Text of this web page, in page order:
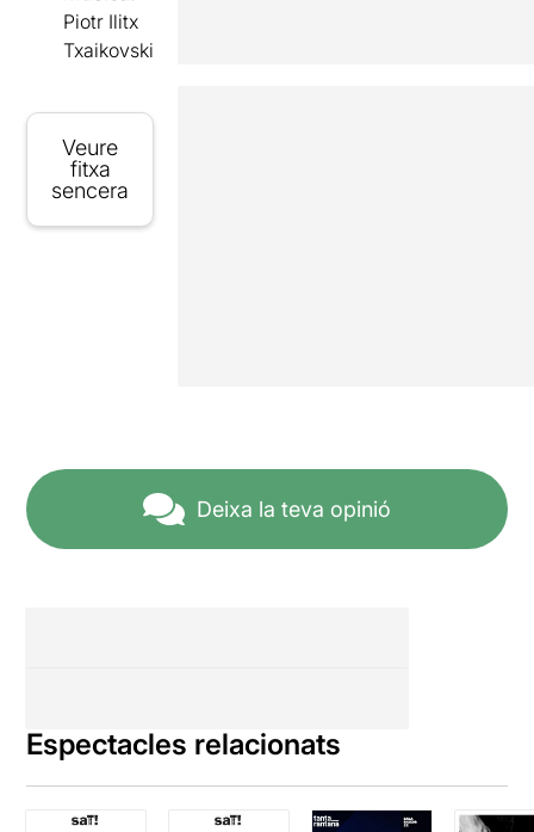
Piotr Ilitx
Txaikovski
Veure
fitxa
sencera
Deixa la teva opinió
Espectacles relacionats